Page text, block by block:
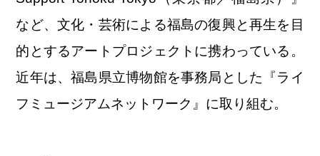
など、文化・芸術による福島の復興と再生を目
的とするアートプロジェクトに携わっている。
近年は、福島県立博物館を事務局とした『ライ
フミュージアムネットワーク』に取り組む。